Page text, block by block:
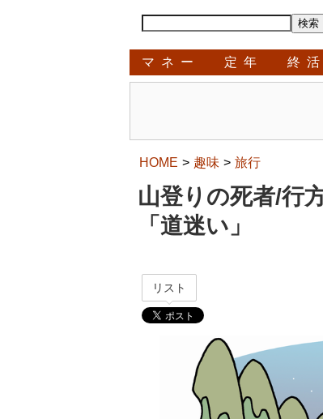
マネー 定年 終活
HOME 趣味 旅行
山登りの死者/行
「道迷い」
リスト